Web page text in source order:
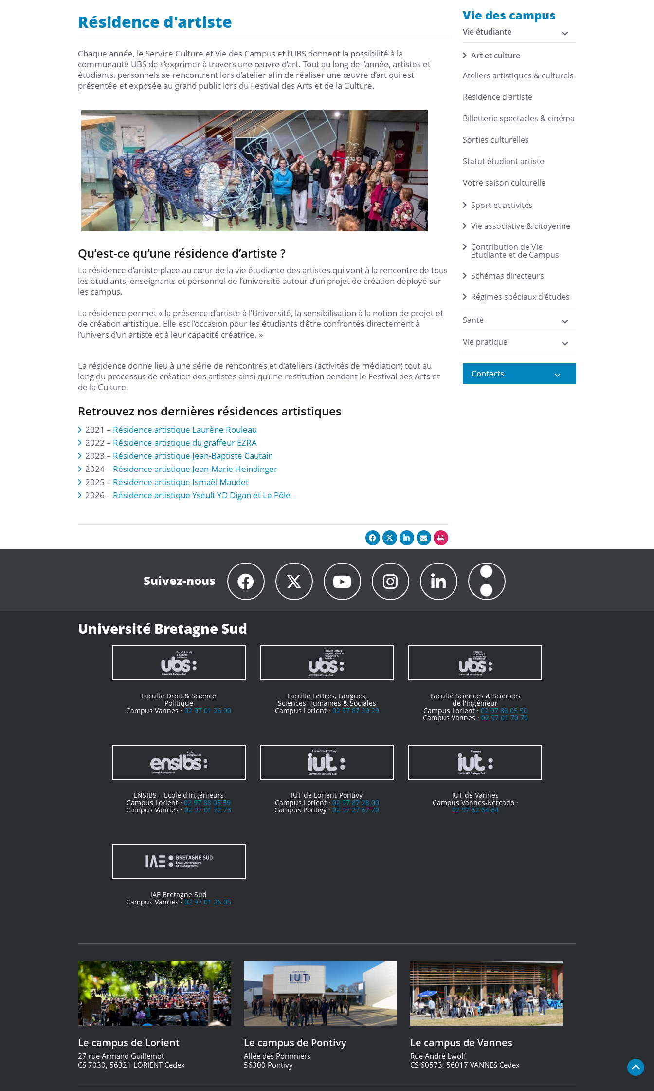
Résidence d'artiste
Chaque année, le Service Culture et Vie des Campus et l’UBS donnent la possibilité à la
communauté UBS de s’exprimer à travers une œuvre d’art. Tout au long de l’année, artistes et
étudiants, personnels se rencontrent lors d’atelier afin de réaliser une œuvre d’art qui est
présentée et exposée au grand public lors du Festival des Arts et de la Culture.
Qu’est-ce qu’une résidence d’artiste ?
La résidence d’artiste place au cœur de la vie étudiante des artistes qui vont à la rencontre de tous
les étudiants, enseignants et personnel de l’université autour d’un projet de création déployé sur
les campus.
La résidence permet « la présence d’artiste à l’Université, la sensibilisation à la notion de projet et
de création artistique. Elle est l’occasion pour les étudiants d’être confrontés directement à
l’univers d’un artiste et à leur capacité créatrice. »
La résidence donne lieu à une série de rencontres et d’ateliers (activités de médiation) tout au
long du processus de création des artistes ainsi qu’une restitution pendant le Festival des Arts et
de la Culture.
Retrouvez nos dernières résidences artistiques
2021 – Résidence artistique Laurène Rouleau
2022 – Résidence artistique du graffeur EZRA
2023 – Résidence artistique Jean-Baptiste Cautain
2024 – Résidence artistique Jean-Marie Heindinger
2025 – Résidence artistique Ismaël Maudet
2026 – Résidence artistique Yseult YD Digan et Le Pôle
Vie des campus
Vie étudiante
Art et culture
Ateliers artistiques & culturels
Résidence d'artiste
Billetterie spectacles & cinéma
Sorties culturelles
Statut étudiant artiste
Votre saison culturelle
Sport et activités
Vie associative & citoyenne
Contribution de Vie
Étudiante et de Campus
Schémas directeurs
Régimes spéciaux d'études
Santé
Vie pratique
Contacts
Suivez-nous
Université Bretagne Sud
Faculté Droit & Science
Politique
Campus Vannes ·02 97 01 26 00
Faculté Lettres, Langues,
Sciences Humaines & Sociales
Campus Lorient · 02 97 87 29 29
Faculté Sciences & Sciences
de l'Ingénieur
Campus Lorient · 02 97 88 05 50
Campus Vannes · 02 97 01 70 70
ENSIBS – Ecole d'Ingénieurs
Campus Lorient ·02 97 88 05 59
Campus Vannes ·02 97 01 72 73
IUT de Lorient-Pontivy
Campus Lorient · 02 97 87 28 00
Campus Pontivy ·02 97 27 67 70
IUT de Vannes
Campus Vannes-Kercado ·
02 97 62 64 64
IAE Bretagne Sud
Campus Vannes ·02 97 01 26 05
Le campus de Lorient
27 rue Armand Guillemot
CS 7030, 56321 LORIENT Cedex
Le campus de Pontivy
Allée des Pommiers
56300 Pontivy
Le campus de Vannes
Rue André Lwoff
CS 60573, 56017 VANNES Cedex